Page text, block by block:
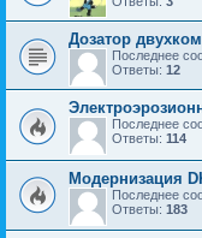
Дозатор
Последнее
Ответы: 12
Последнее
Ответы: 114
Модернизация
Последнее
Ответы: 183